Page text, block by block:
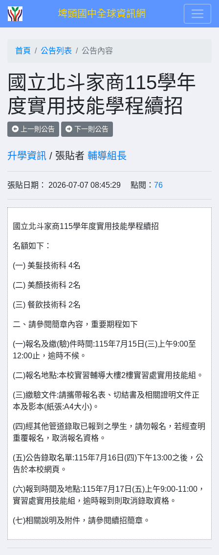
埤頭國中全球資訊網
首頁 公告列表 公告內容
國立北斗家商115學年
度實用技能學程續招
上一則公告 下一則公告
升學資訊 / 張貼者 輔導組長
張貼日期： 2026-07-07 08:45:29 點閱： 76
國立北斗家商115學年度實用技能學程續招
名額如下：
(一) 美髮技術科 4名
(二) 美顏技術科 2名
(三) 餐飲技術科 2名
二、請參閱簡章內容，重要期程如下
(一)報名及繳(驗)件時間:115年7月15日(三)上午9:00至
12:00止，逾時不候。
(二)報名地點:本校實習輔導大樓2樓實習處實用技能組。
(三)繳驗文件:請攜帶報名表、切結書及相關證明文件正
本及影本(紙張:A4大小)。
(四)經其他管道錄取已報到之學生，請勿報名，若經查明
重覆報名，取消報名資格。
(五)公告錄取名單:115年7月16日(四)下午13:00之後，公
告於本校網頁。
(六)報到時間及地點:115年7月17日(五)上午9:00-11:00，
實習處實用技能組，逾時報到則取消錄取資格。
(七)相關說明及附件，請參閱續招簡章。